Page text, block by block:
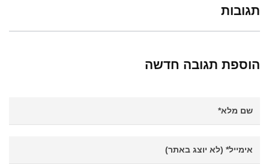
תגובות
הוספת תגובה חדשה